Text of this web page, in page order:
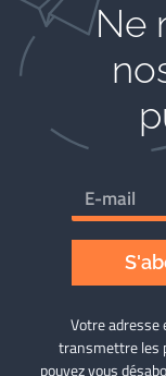
Ne
Votre adresse
transmettre les
pouvez vous